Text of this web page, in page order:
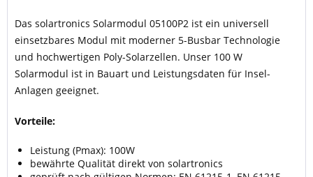
Das solartronics Solarmodul 05100P2 ist ein universell
einsetzbares Modul mit moderner 5-Busbar Technologie
und hochwertigen Poly-Solarzellen. Unser 100 W
Solarmodul ist in Bauart und Leistungsdaten für Insel-
Anlagen geeignet.
Vorteile:
Leistung (Pmax): 100W
bewährte Qualität direkt von solartronics